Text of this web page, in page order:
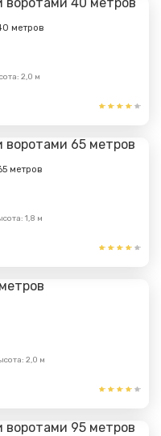
метров
2,0 м
метров
1,8 м
2,0 м